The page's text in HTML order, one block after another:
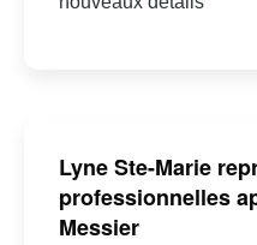
Lyne Ste-Marie
professionnelles
Messier